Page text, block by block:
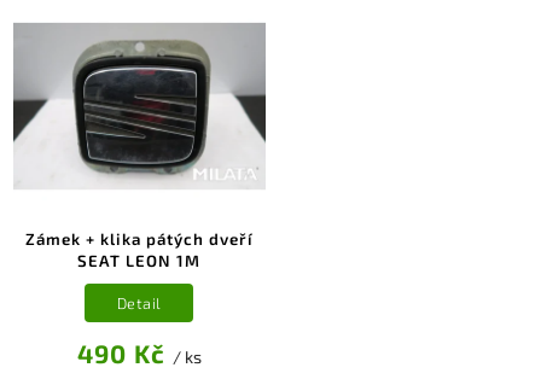
Zámek + klika pátých dveří
SEAT LEON 1M
490 Kč / ks
Detail